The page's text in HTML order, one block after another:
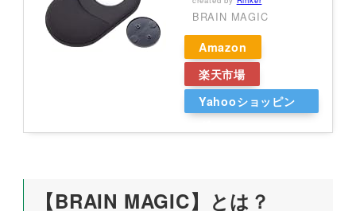
BRAIN MAGIC
Amazon
楽天市場
Yahooショッピン
【BRAIN MAGIC】とは？